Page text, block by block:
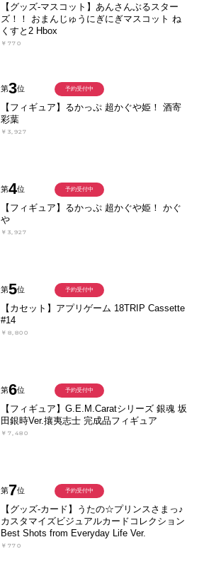
【グッズ-マスコット】あんさんぶるスター
ズ！！ おまんじゅうにぎにぎマスコット ね
くすと2 Hbox
￥770
第3位
【フィギュア】るかっぷ 超かぐや姫！ 酒寄
彩葉
￥3,927
予約受付中
第4位
【フィギュア】るかっぷ 超かぐや姫！ かぐ
や
￥3,927
予約受付中
第5位
【カセット】アプリゲーム 18TRIP Cassette
#14
￥8,800
予約受付中
第6位
【フィギュア】G.E.M.Caratシリーズ 銀魂 坂
田銀時Ver.攘夷志士 完成品フィギュア
￥7,480
予約受付中
第7位
【グッズ-カード】うたの☆プリンスさまっ♪
カスタマイズビジュアルカードコレクション
Best Shots from Everyday Life Ver.
￥770
予約受付中